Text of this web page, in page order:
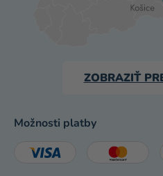
ZOBRAZIŤ
Možnosti platby